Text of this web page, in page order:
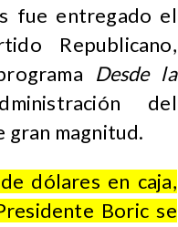
fue entregado el
Republicano,
Desde la
del
gran magnitud.
dólares en caja,
Boric se